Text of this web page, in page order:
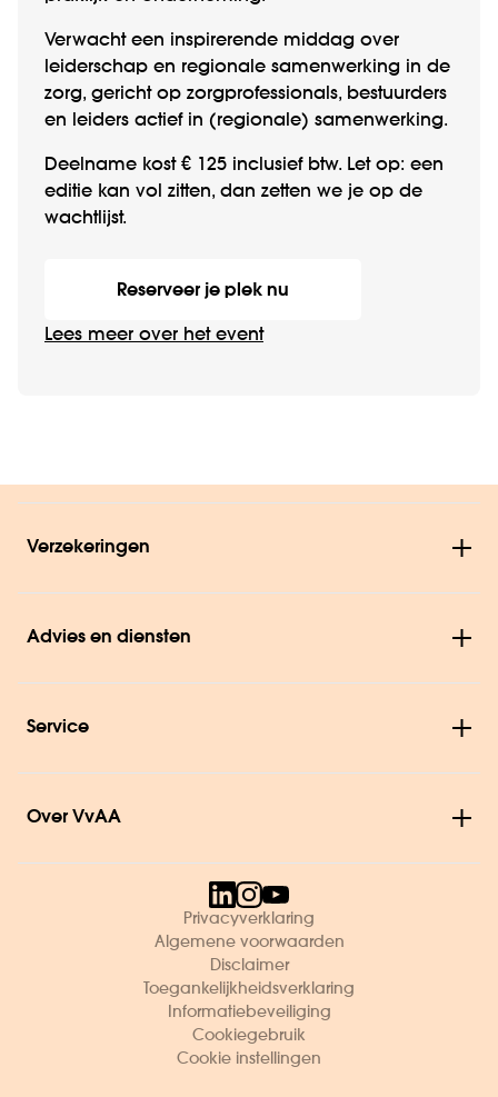
Verwacht een inspirerende middag over
leiderschap en regionale samenwerking in de
zorg, gericht op zorgprofessionals, bestuurders
en leiders actief in (regionale) samenwerking.
Deelname kost € 125 inclusief btw. Let op: een
editie kan vol zitten, dan zetten we je op de
wachtlijst.
Reserveer je plek nu
Lees meer over het event
Verzekeringen
Advies en diensten
Service
Over VvAA
Privacyverklaring
Algemene voorwaarden
Disclaimer
Toegankelijkheidsverklaring
Informatiebeveiliging
Cookiegebruik
Cookie instellingen